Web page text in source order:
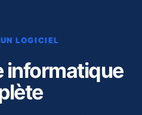
LOGICIEL
informatique